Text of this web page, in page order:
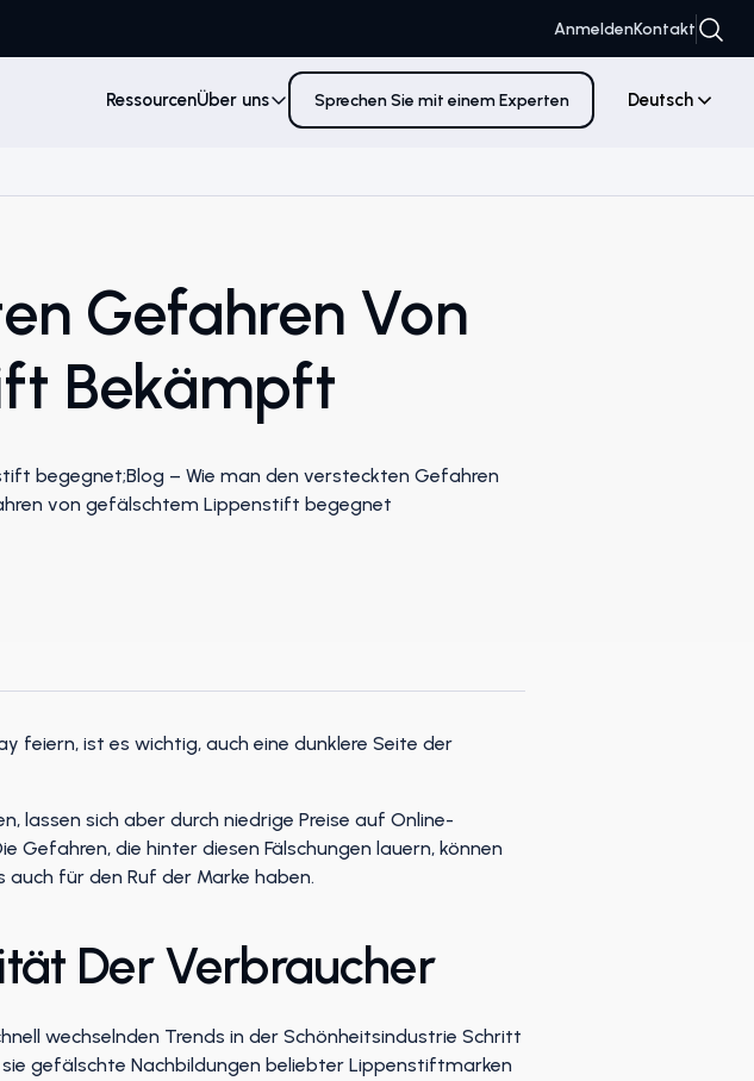
AnmeldenKontakt
RessourcenÜber uns Sprechen Sie mit einem Experten Deutsch
Gefahren Von
Bekämpft
feiern, ist es wichtig, auch eine dunklere Seite der
lassen sich aber durch niedrige Preise auf Online-
Gefahren, die hinter diesen Fälschungen lauern, können
für den Ruf der Marke haben.
Der Verbraucher
wechselnden Trends in der Schönheitsindustrie Schritt
gefälschte Nachbildungen beliebter Lippenstiftmarken